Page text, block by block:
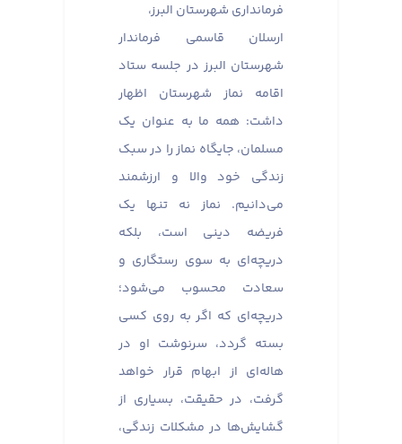
فرمانداری شهرستان البرز،
ارسلان قاسمی فرماندار
شهرستان البرز در جلسه ستاد
اقامه نماز شهرستان اظهار
داشت: همه ما به عنوان یک
مسلمان، جایگاه نماز را در سبک
زندگی خود والا و ارزشمند
می‌دانیم. نماز نه تنها یک
فریضه دینی است، بلکه
دریچه‌ای به سوی رستگاری و
سعادت محسوب می‌شود؛
دریچه‌ای که اگر به روی کسی
بسته گردد، سرنوشت او در
هاله‌ای از ابهام قرار خواهد
گرفت، در حقیقت، بسیاری از
گشایش‌ها در مشکلات زندگی،